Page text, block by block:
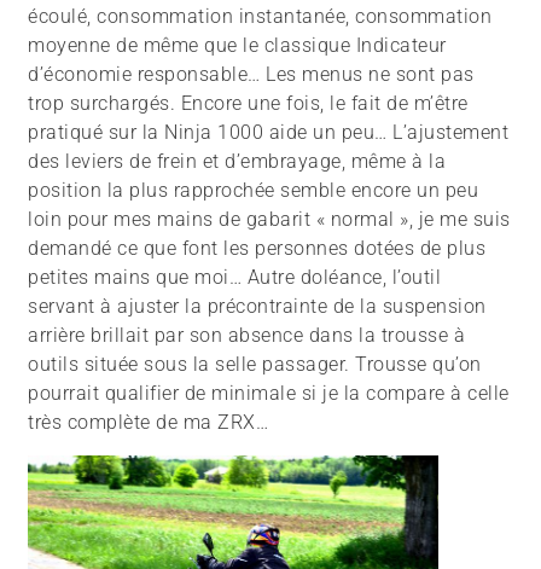
écoulé, consommation instantanée, consommation
moyenne de même que le classique Indicateur
d’économie responsable… Les menus ne sont pas
trop surchargés. Encore une fois, le fait de m’être
pratiqué sur la Ninja 1000 aide un peu… L’ajustement
des leviers de frein et d’embrayage, même à la
position la plus rapprochée semble encore un peu
loin pour mes mains de gabarit « normal », je me suis
demandé ce que font les personnes dotées de plus
petites mains que moi… Autre doléance, l’outil
servant à ajuster la précontrainte de la suspension
arrière brillait par son absence dans la trousse à
outils située sous la selle passager. Trousse qu’on
pourrait qualifier de minimale si je la compare à celle
très complète de ma ZRX…